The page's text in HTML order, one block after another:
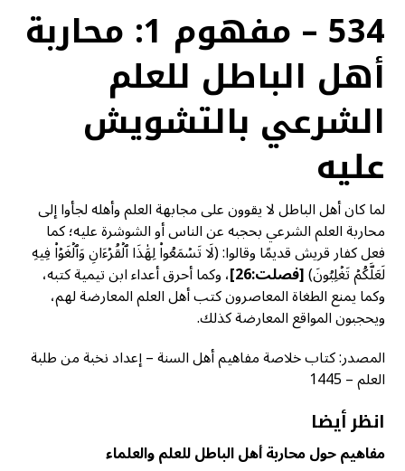
534 – مفهوم 1: محاربة
أهل الباطل للعلم
الشرعي بالتشويش
عليه
لما كان أهل الباطل لا يقوون على مجابهة العلم وأهله لجأوا إلى
محاربة العلم الشرعي بحجبه عن الناس أو الشوشرة عليه؛ كما
فعل كفار قريش قديمًا وقالوا: (لَا تَسۡمَعُواْ لِهَٰذَا ٱلۡقُرۡءَانِ وَٱلۡغَوۡاْ فِيهِ
لَعَلَّكُمۡ تَغۡلِبُونَ)[فصلت:26] ، وكما أحرق أعداء ابن تيمية كتبه،
وكما يمنع الطغاة المعاصرون كتب أهل العلم المعارضة لهم،
ويحجبون المواقع المعارضة كذلك.
المصدر: كتاب خلاصة مفاهيم أهل السنة – إعداد نخبة من طلبة
العلم – 1445
انظر أيضا
مفاهيم حول محاربة أهل الباطل للعلم والعلماء